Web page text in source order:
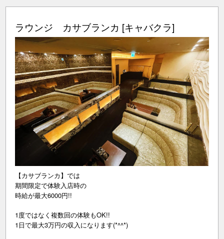
ラウンジ カサブランカ [キャバクラ]
【カサブランカ】では
期間限定で体験入店時の
時給が最大6000円!!
1度ではなく複数回の体験もOK!!
1日で最大3万円の収入になります(*^^*)